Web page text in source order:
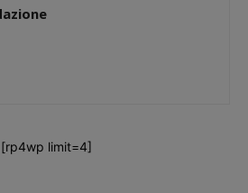
[rp4wp limit=4]